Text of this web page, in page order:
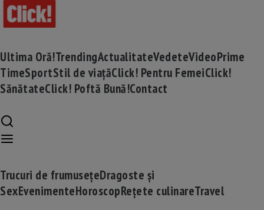
Ultima Oră!TrendingActualitateVedeteVideoPrime
TimeSportStil de viațăClick! Pentru FemeiClick!
SănătateClick! Poftă Bună!Contact
Trucuri de frumusețeDragoste și
SexEvenimenteHoroscopRețete culinareTravel